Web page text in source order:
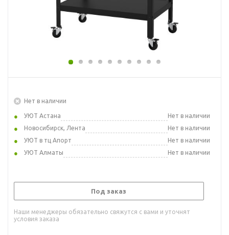
Нет в наличии
УЮТ Астана
Нет в наличии
Новосибирск, Лента
Нет в наличии
УЮТ в тц Апорт
Нет в наличии
УЮТ Алматы
Нет в наличии
Под заказ
Наши менеджеры обязательно свяжутся с вами и уточнят
условия заказа